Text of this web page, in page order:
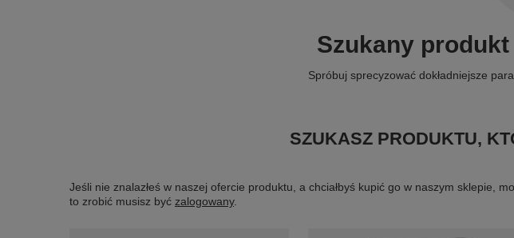
Szukany produkt
Spróbuj sprecyzować dokładniejsze
SZUKASZ PRODUKTU,
Jeśli nie znalazłeś w naszej ofercie produktu, a chciałbyś kupić go w naszym sklepie,
to zrobić musisz być zalogowany.